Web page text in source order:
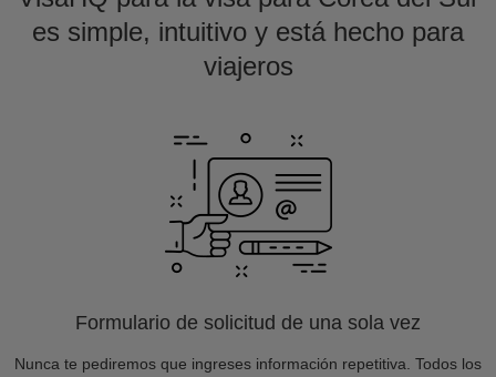
es simple, intuitivo y está hecho para
viajeros
Formulario de solicitud de una sola vez
Nunca te pediremos que ingreses información repetitiva. Todos los